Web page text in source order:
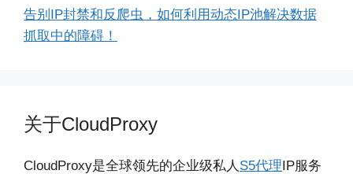
告别IP封禁和反爬虫，如何利用动态IP池解决数据
抓取中的障碍！
关于CloudProxy
CloudProxy是全球领先的企业级私人 S5代理IP服务